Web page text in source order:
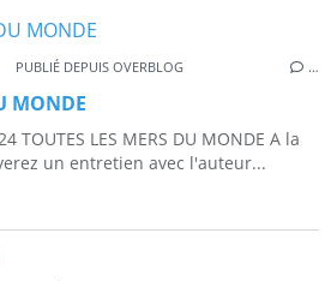
PUBLIÉ DEPUIS OVERBLOG …
MONDE
LES MERS DU MONDE A la
un entretien avec l'auteur...